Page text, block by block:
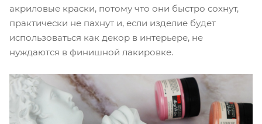
акриловые краски, потому что они быстро сохнут,
практически не пахнут и, если изделие будет
использоваться как декор в интерьере, не
нуждаются в финишной лакировке.